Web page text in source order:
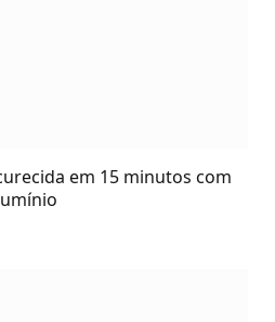
em 15 minutos com